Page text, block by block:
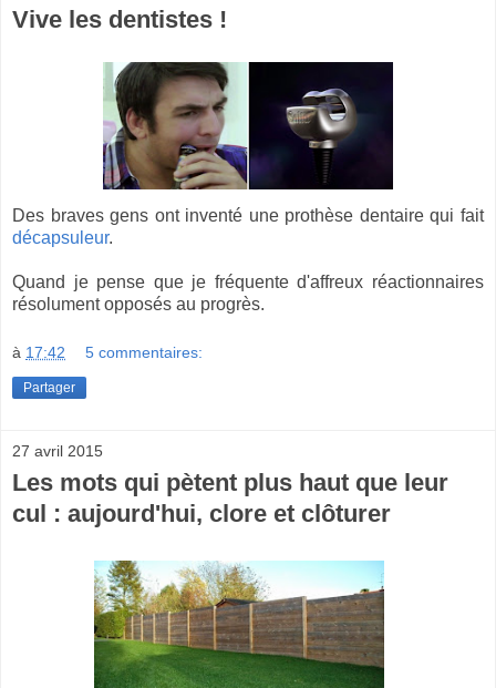
Vive les dentistes !
Des braves gens ont inventé une prothèse dentaire qui fait
décapsuleur.
Quand je pense que je fréquente d'affreux réactionnaires
résolument opposés au progrès.
à 17:42 5 commentaires:
Partager
27 avril 2015
Les mots qui pètent plus haut que leur
cul : aujourd'hui, clore et clôturer